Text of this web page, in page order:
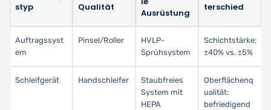
styp
Qualität
Ausrüstung
terschied
Auftragssyst
em
Pinsel/Roller
HVLP-
Sprühsystem
Schichtstärke:
±40% vs. ±5%
Schleifgerät Handschleifer
Staubfreies
System mit
HEPA
Oberflächenq
ualität:
befriedigend